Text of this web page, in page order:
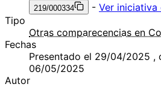
219/000334 - Ver iniciativa
Tipo
Otras comparecencias en
Fechas
Presentado el 29/04/2025 ,
06/05/2025
Autor